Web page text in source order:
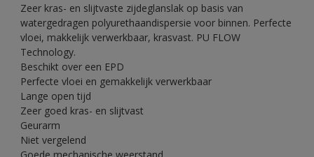
Zeer kras- en slijtvaste zijdeglanslak op basis van
watergedragen polyurethaandispersie voor binnen. Perfecte
vloei, makkelijk verwerkbaar, krasvast. PU FLOW
Technology.
Beschikt over een EPD
Perfecte vloei en gemakkelijk verwerkbaar
Lange open tijd
Zeer goed kras- en slijtvast
Geurarm
Niet vergelend